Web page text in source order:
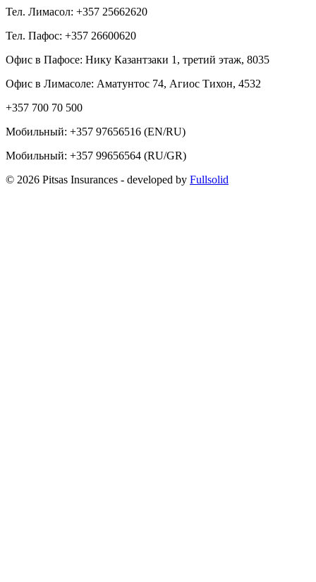
Тел. Лимасол: +357 25662620
Тел. Пафос: +357 26600620
Офис в Пафосе: Нику Казантзаки 1, третий этаж, 8035
Офис в Лимасоле: Аматунтос 74, Агиос Тихон, 4532
+357 700 70 500
Мобильный: +357 97656516 (EN/RU)
Мобильный: +357 99656564 (RU/GR)
© 2026 Pitsas Insurances - developed by Fullsolid